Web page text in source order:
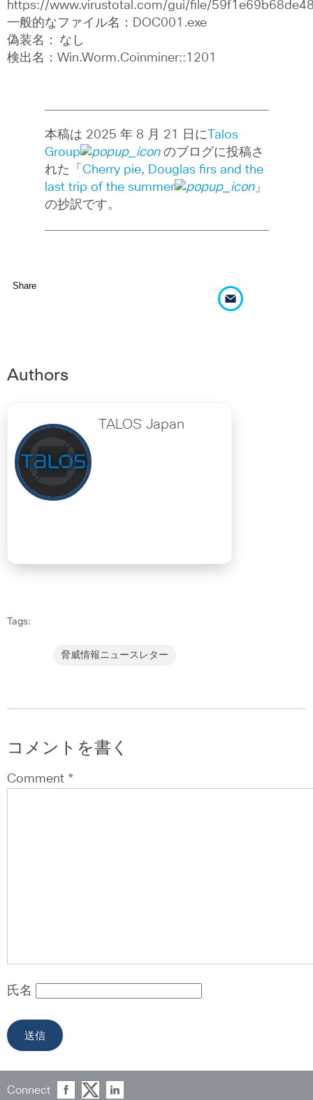
https://www.virustotal.com/gui/file/
一般的なファイル名：DOC001.exe
偽装名： なし
検出名：Win.Worm.Coinminer::1201
本稿は 2025 年 8 月 21 日に Talos
Group
のブログに投稿さ
れた「 Cherry pie, Douglas firs and the
last trip of the summer
」
の抄訳です。
Share
Authors
TALOS Japan
Tags:
脅威情報ニュースレター
コメントを書く
Comment *
氏名
Connect